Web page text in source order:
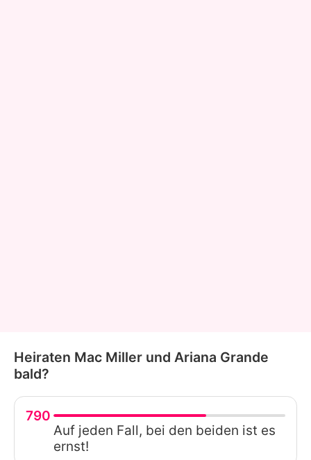
Heiraten Mac Miller und Ariana Grande
bald?
790
Auf jeden Fall, bei den beiden ist es
ernst!